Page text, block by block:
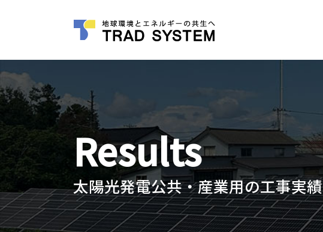
Results
太陽光発電公共・産業用の工事実績